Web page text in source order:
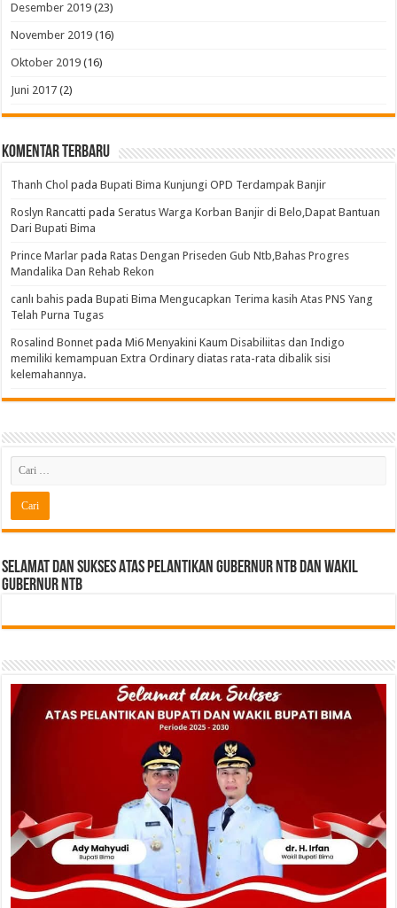
Desember 2019 (23)
November 2019 (16)
Oktober 2019 (16)
Juni 2017 (2)
Komentar Terbaru
Thanh Chol padaBupati Bima Kunjungi OPD Terdampak Banjir
Roslyn Rancatti padaSeratus Warga Korban Banjir di Belo,Dapat Bantuan
Dari Bupati Bima
Prince Marlar padaRatas Dengan Priseden Gub Ntb,Bahas Progres
Mandalika Dan Rehab Rekon
canlı bahis padaBupati Bima Mengucapkan Terima kasih Atas PNS Yang
Telah Purna Tugas
Rosalind Bonnet padaMi6 Menyakini Kaum Disabiliitas dan Indigo
memiliki kemampuan Extra Ordinary diatas rata-rata dibalik sisi
kelemahannya.
Selamat dan sukses Atas pelantikan Gubernur NTB Dan Wakil
gubernur NTB